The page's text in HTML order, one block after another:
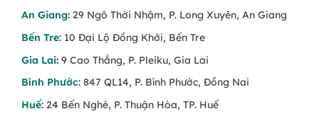
An Giang: 29 Ngô Thời Nhậm, P. Long Xuyên, An Giang
Bến Tre: 10 Đại Lộ Đồng Khởi, Bến Tre
Gia Lai: 9 Cao Thắng, P. Pleiku, Gia Lai
Bình Phước: 847 QL14, P. Bình Phước, Đồng Nai
Huế: 24 Bến Nghé, P. Thuận Hóa, TP. Huế